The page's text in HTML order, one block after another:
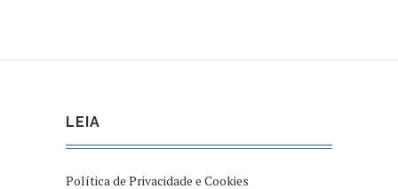
LEIA
Política de Privacidade e Cookies